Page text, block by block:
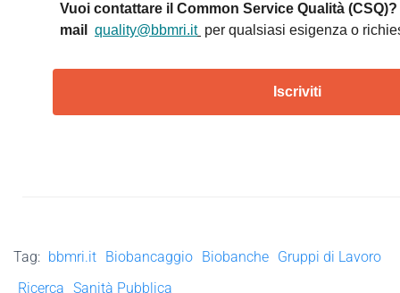
Vuoi contattare il Common Service Qualità
mail
quality@bbmri.it per qualsiasi esigenza o
Iscriviti
Tag: bbmri.it Biobancaggio Biobanche Gruppi di Lavoro
Ricerca Sanità Pubblica